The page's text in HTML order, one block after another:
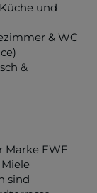
und
& WC
&
Marke EWE
sind